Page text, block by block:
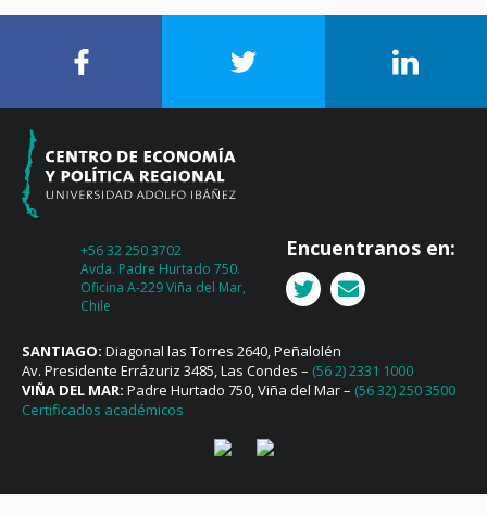
+56 32 250 3702
Avda. Padre Hurtado 750.
Oficina A-229 Viña del Mar,
Chile
Encuentranos en:
SANTIAGO: Diagonal las Torres 2640, Peñalolén
Av. Presidente Errázuriz 3485, Las Condes – (56 2) 2331 1000
VIÑA DEL MAR: Padre Hurtado 750, Viña del Mar – (56 32) 250 3500
Certificados académicos